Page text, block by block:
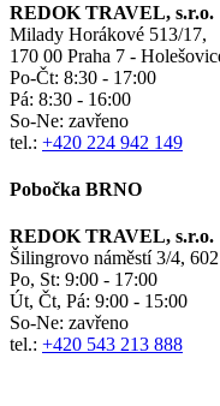
REDOK TRAVEL, s.r.o.
Milady Horákové 513/17,
170 00 Praha 7 -
Po-Čt: 8:30 - 17:00
Pá: 8:30 - 16:00
So-Ne: zavřeno
tel.: +420 224 942 149
Pobočka BRNO
REDOK TRAVEL, s.r.o.
Šilingrovo náměstí 3/4,
Po, St: 9:00 - 17:00
Út, Čt, Pá: 9:00 - 15:00
So-Ne: zavřeno
tel.: +420 543 213 888